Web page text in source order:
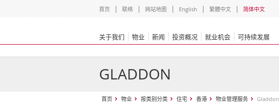
首页 联络 网站地图 English 繁體中文 简体中文
关于我们 物业 新闻 投资概况 就业机会 可持续发展
GLADDON
首页 物业 按类别分类 住宅 香港 物业管理服务 Gladdon